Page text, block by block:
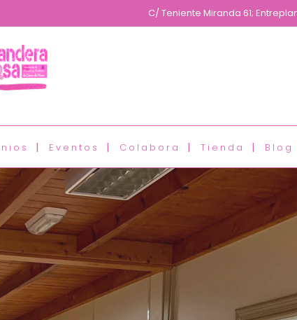
C/ Teniente Miranda 61;
Eventos Colabora Tienda Blog